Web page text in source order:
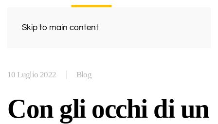
Skip to main content
10 Luglio 2022 Blog
Con gli occhi di un